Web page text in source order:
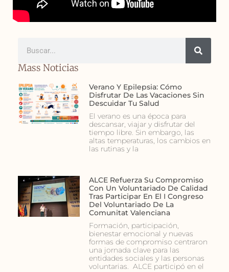
Mass Noticias
Verano Y Epilepsia: Cómo
Disfrutar De Las Vacaciones Sin
Descuidar Tu Salud
El verano es una época para
descansar, viajar y disfrutar del
tiempo libre. Sin embargo, las
altas temperaturas, los cambios en
las rutinas y la
ALCE Refuerza Su Compromiso
Con Un Voluntariado De Calidad
Tras Participar En El I Congreso
Del Voluntariado De La
Comunitat Valenciana
Formación, participación,
bienestar emocional y nuevas
formas de compromiso centraron
una jornada clave para las
entidades sociales y las personas
voluntarias. ALCE participó en el